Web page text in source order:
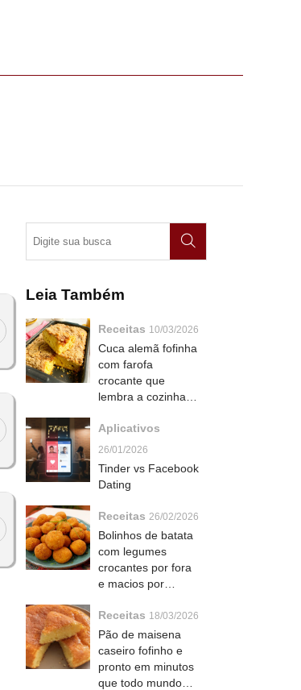
Leia Também
Receitas 10/03/2026
Cuca alemã fofinha
com farofa
crocante que
lembra a cozinha
do Brasil
Aplicativos
26/01/2026
Tinder vs Facebook
Dating
Receitas 26/02/2026
Bolinhos de batata
com legumes
crocantes por fora
e macios por
mundo pede bis
Receitas 18/03/2026
Pão de maisena
caseiro fofinho e
pronto em minutos
que todo mundo